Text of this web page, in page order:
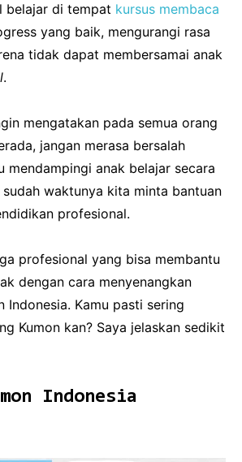
belajar di tempat kursus membaca
yang baik, mengurangi rasa
tidak dapat membersamai anak
.
mengatakan pada semua orang
jangan merasa bersalah
mendampingi anak belajar secara
waktunya kita minta bantuan
profesional.
profesional yang bisa membantu
dengan cara menyenangkan
Indonesia. Kamu pasti sering
Kumon kan? Saya jelaskan sedikit
Indonesia